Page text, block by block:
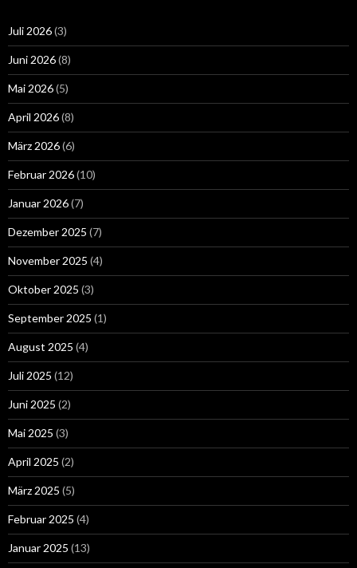
Juli 2026(3)
Juni 2026(8)
Mai 2026(5)
April 2026(8)
März 2026(6)
Februar 2026(10)
Januar 2026(7)
Dezember 2025 (7)
November 2025 (4)
Oktober 2025 (3)
September 2025 (1)
August 2025 (4)
Juli 2025 (12)
Juni 2025 (2)
Mai 2025 (3)
April 2025 (2)
März 2025 (5)
Februar 2025 (4)
Januar 2025 (13)